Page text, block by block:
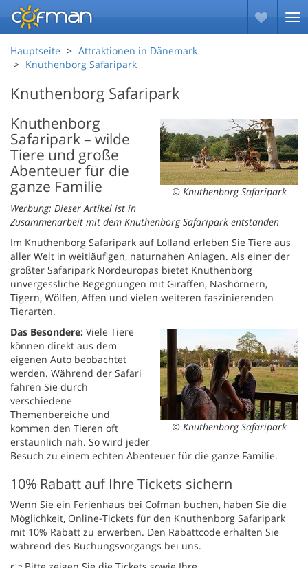
Hauptseite
Attraktionen in Dänemark
Knuthenborg Safaripark
Knuthenborg Safaripark
© Knuthenborg Safaripark
Knuthenborg
Safaripark – wilde
Tiere und große
Abenteuer für die
ganze Familie
Werbung: Dieser Artikel ist in
Zusammenarbeit mit dem Knuthenborg Safaripark entstanden
Im Knuthenborg Safaripark auf Lolland erleben Sie Tiere aus
aller Welt in weitläufigen, naturnahen Anlagen. Als einer der
größter Safaripark Nordeuropas bietet Knuthenborg
unvergessliche Begegnungen mit Giraffen, Nashörnern,
Tigern, Wölfen, Affen und vielen weiteren faszinierenden
Tierarten.
© Knuthenborg Safaripark
Das Besondere: Viele Tiere
können direkt aus dem
eigenen Auto beobachtet
werden. Während der Safari
fahren Sie durch
verschiedene
Themenbereiche und
kommen den Tieren oft
erstaunlich nah. So wird jeder
Besuch zu einem echten Abenteuer für die ganze Familie.
10% Rabatt auf Ihre Tickets sichern
Wenn Sie ein Ferienhaus bei Cofman buchen, haben Sie die
Möglichkeit, Online-Tickets für den Knuthenborg Safaripark
mit 10% Rabatt zu erwerben. Den Rabattcode erhalten Sie
während des Buchungsvorgangs bei uns.